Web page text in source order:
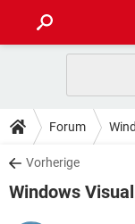
ANDROID
WINDOWS 10
WHATSAPP
TIPPS & TRICKS
SPIELE
DOWNLOADS
SPIELE
Forum
Vorherige
Windows